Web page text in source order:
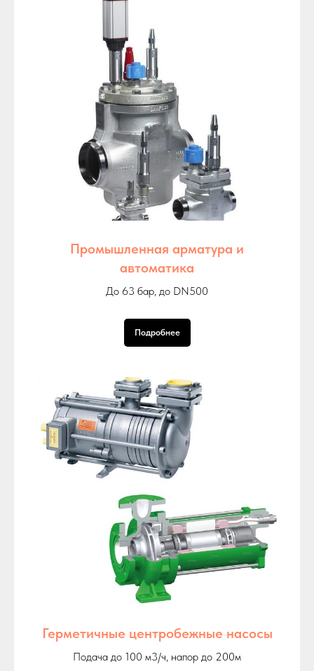
Промышленная арматура и
автоматика
До 63 бар, до DN500
Подробнее
Герметичные центробежные насосы
Подача до 100 м3/ч, напор до 200м